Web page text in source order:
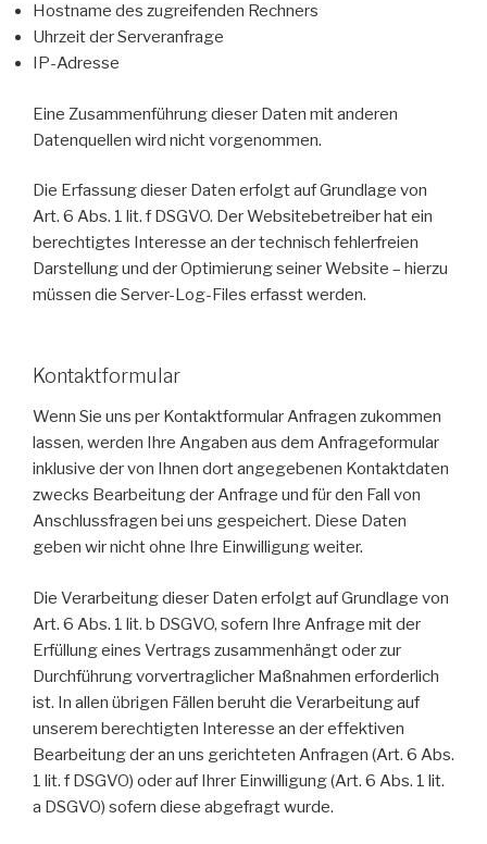
Hostname des zugreifenden Rechners
Uhrzeit der Serveranfrage
IP-Adresse
Eine Zusammenführung dieser Daten mit anderen
Datenquellen wird nicht vorgenommen.
Die Erfassung dieser Daten erfolgt auf Grundlage von
Art. 6 Abs. 1 lit. f DSGVO. Der Websitebetreiber hat ein
berechtigtes Interesse an der technisch fehlerfreien
Darstellung und der Optimierung seiner Website – hierzu
müssen die Server-Log-Files erfasst werden.
Kontaktformular
Wenn Sie uns per Kontaktformular Anfragen zukommen
lassen, werden Ihre Angaben aus dem Anfrageformular
inklusive der von Ihnen dort angegebenen Kontaktdaten
zwecks Bearbeitung der Anfrage und für den Fall von
Anschlussfragen bei uns gespeichert. Diese Daten
geben wir nicht ohne Ihre Einwilligung weiter.
Die Verarbeitung dieser Daten erfolgt auf Grundlage von
Art. 6 Abs. 1 lit. b DSGVO, sofern Ihre Anfrage mit der
Erfüllung eines Vertrags zusammenhängt oder zur
Durchführung vorvertraglicher Maßnahmen erforderlich
ist. In allen übrigen Fällen beruht die Verarbeitung auf
unserem berechtigten Interesse an der effektiven
Bearbeitung der an uns gerichteten Anfragen (Art. 6 Abs.
1 lit. f DSGVO) oder auf Ihrer Einwilligung (Art. 6 Abs. 1 lit.
a DSGVO) sofern diese abgefragt wurde.